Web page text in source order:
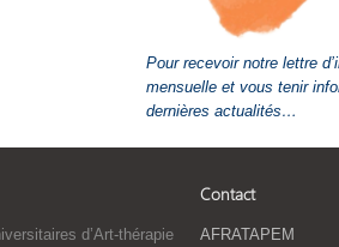
Pour recevoir notre lettre
mensuelle et vous tenir
dernières actualités…
d’Art-thérapie
Contact
AFRATAPEM